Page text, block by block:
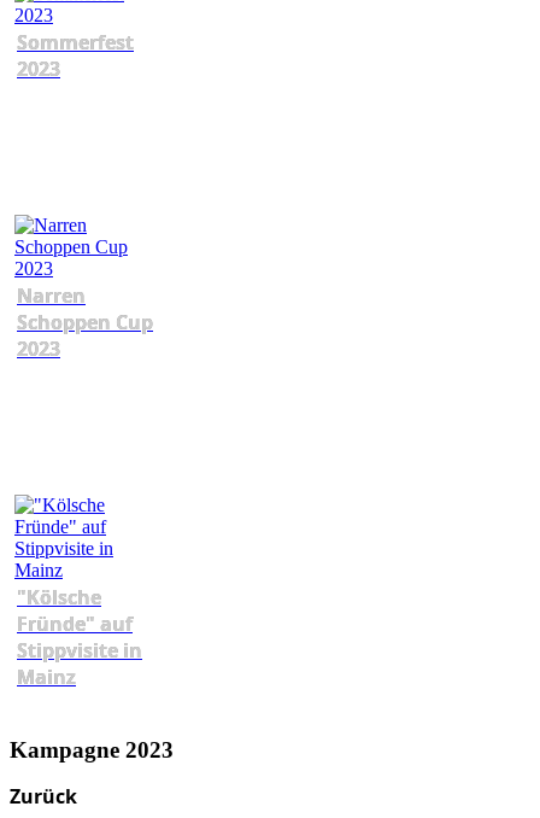
Sommerfest
2023
Narren
Schoppen Cup
2023
"Kölsche
Fründe" auf
Stippvisite in
Mainz
Kampagne 2023
Zurück